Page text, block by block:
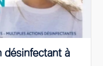
désinfectant à